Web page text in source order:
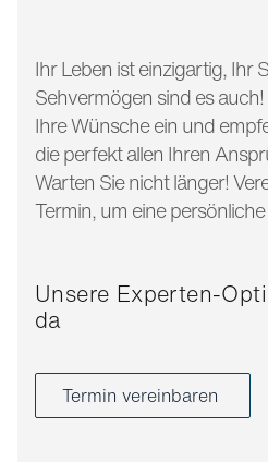
Ihr Leben ist einzigartig, Ihr
Sehvermögen sind es
Ihre Wünsche ein und
die perfekt allen Ihren
Warten Sie nicht länger!
Termin, um eine
Unsere Experten-
da
Termin vereinbaren